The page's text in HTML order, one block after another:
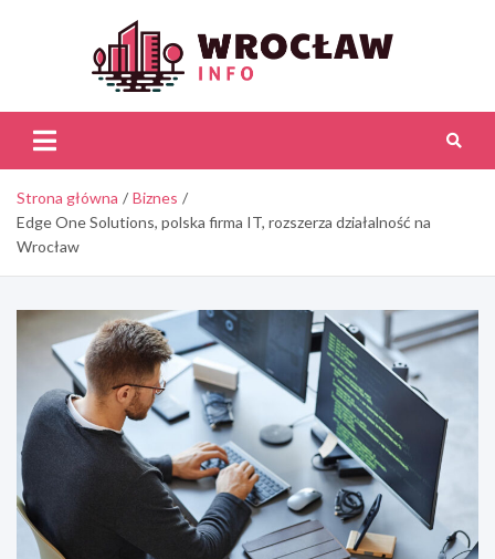
Strona główna
Biznes
Edge One Solutions, polska firma IT, rozszerza działalność na
Wrocław